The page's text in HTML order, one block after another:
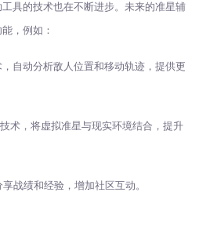
具的技术也在不断进步。未来的准星辅
，例如：
，自动分析敌人位置和移动轨迹，提供更
技术，将虚拟准星与现实环境结合，提升
战绩和经验，增加社区互动。